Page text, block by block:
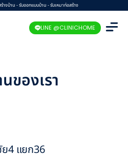
างบ้าน - รับออกแบบบ้าน - รับเหมาก่อสร้าง
LINE @CLINICHOME
ของเรา
ย4 แยก36